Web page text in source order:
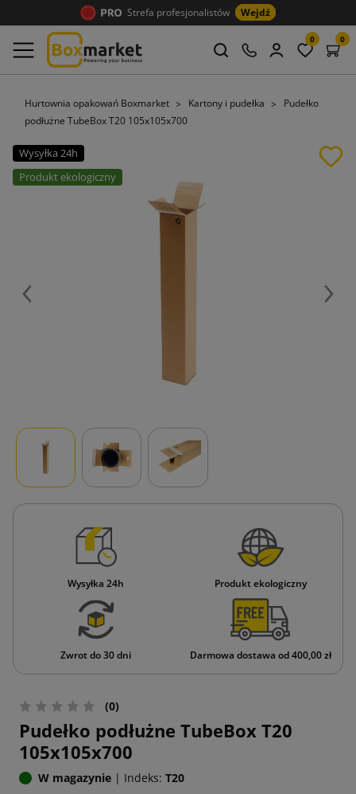
Strefa profesjonalistów Wejdź
0 0
Hurtownia opakowań Boxmarket Kartony i pudełka
Pudełko
podłużne TubeBox T20 105x105x700
Wysyłka 24h
Produkt ekologiczny
Poprzedni
Wysyłka 24h Produkt ekologiczny
Zwrot do 30 dni Darmowa dostawa od 400,00 zł
(0)
Pudełko podłużne TubeBox T20
105x105x700
W magazynie | Indeks: T20